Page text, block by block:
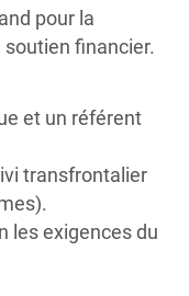
pour la
financier.
et un référent
transfrontalier
les exigences du